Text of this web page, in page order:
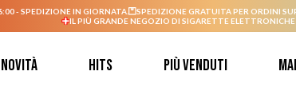
- SPEDIZIONE IN GIORNATA. SPEDIZIONE GRATUITA PER ORDINI
IL PIÙ GRANDE NEGOZIO DI SIGARETTE ELETTRONICHE
Novità Hits Più venduti